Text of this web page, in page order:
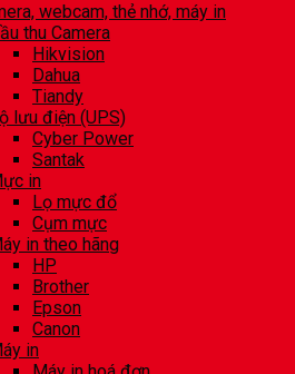
webcam, thẻ nhớ, máy in
thu Camera
Hikvision
Dahua
Tiandy
lưu điện (UPS)
Cyber Power
Santak
in
Lọ mực đổ
Cụm mực
in theo hãng
HP
Brother
Epson
Canon
in